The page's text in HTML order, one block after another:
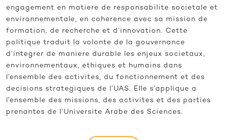
engagement en matiere de responsabilite societale et
environnementale, en coherence avec sa mission de
formation, de recherche et d’innovation. Cette
politique traduit la volonte de la gouvernance
d’integrer de maniere durable les enjeux societaux,
environnementaux, ethiques et humains dans
l’ensemble des activites, du fonctionnement et des
decisions strategiques de l’UAS. Elle s’applique a
l’ensemble des missions, des activites et des parties
prenantes de l’Universite Arabe des Sciences.